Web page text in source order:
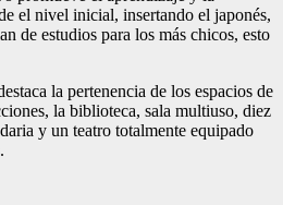
el nivel inicial, insertando el japonés,
de estudios para los más chicos, esto
la pertenencia de los espacios de
la biblioteca, sala multiuso, diez
y un teatro totalmente equipado